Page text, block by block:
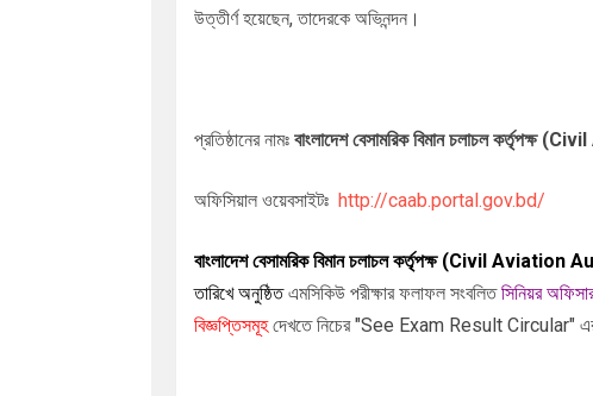
উত্তীর্ণ হয়েছেন, তাদেরকে অভিনন্দন।
প্রতিষ্ঠানের নামঃ বাংলাদেশ বেসামরিক বিমান চলাচল
অফিসিয়াল ওয়েবসাইটঃ http://caab.portal.gov.bd/
বাংলাদেশ বেসামরিক বিমান চলাচল কর্তৃপক্ষ (Civil
তারিখে অনুষ্ঠিতএমসিকিউ পরীক্ষার ফলাফল সংবলিত সিনিয়র
বিজ্ঞপ্তিসমূহদেখতে নিচের "See Exam Result Circular" ‍এর